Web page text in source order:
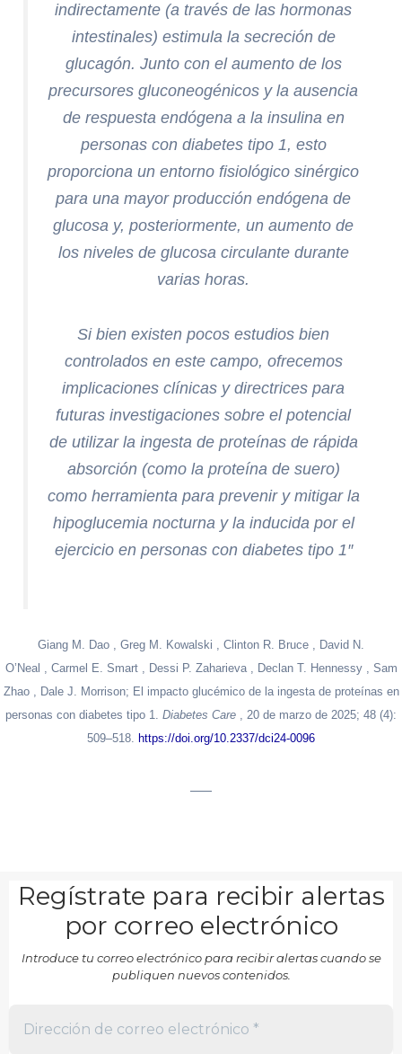
indirectamente (a través de las hormonas
intestinales) estimula la secreción de
glucagón. Junto con el aumento de los
precursores gluconeogénicos y la ausencia
de respuesta endógena a la insulina en
personas con diabetes tipo 1, esto
proporciona un entorno fisiológico sinérgico
para una mayor producción endógena de
glucosa y, posteriormente, un aumento de
los niveles de glucosa circulante durante
varias horas.
Si bien existen pocos estudios bien
controlados en este campo, ofrecemos
implicaciones clínicas y directrices para
futuras investigaciones sobre el potencial
de utilizar la ingesta de proteínas de rápida
absorción (como la proteína de suero)
como herramienta para prevenir y mitigar la
hipoglucemia nocturna y la inducida por el
ejercicio en personas con diabetes tipo 1″
Giang M. Dao , Greg M. Kowalski , Clinton R. Bruce , David N.
O’Neal , Carmel E. Smart , Dessi P. Zaharieva , Declan T. Hennessy , Sam
Zhao , Dale J. Morrison; El impacto glucémico de la ingesta de proteínas en
personas con diabetes tipo 1. Diabetes Care , 20 de marzo de 2025; 48 (4):
509–518. https://doi.org/10.2337/dci24-0096
Regístrate para recibir alertas
por correo electrónico
Introduce tu correo electrónico para recibir alertas cuando se
publiquen nuevos contenidos.